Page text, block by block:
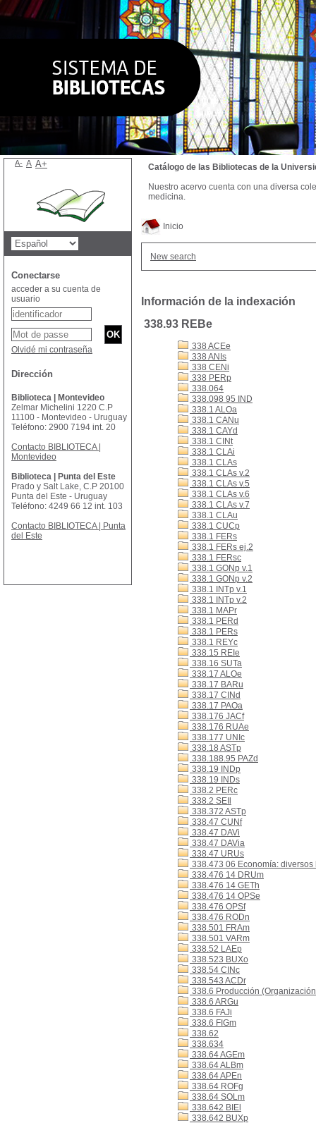
Inicio
New search
Información de la indexación
338.93 REBe
338 ACEe
338 ANIs
338 CENi
338 PERp
338.064
338.098 95 IND
338.1 ALOa
338.1 CANu
338.1 CAYd
338.1 CINt
338.1 CLAi
338.1 CLAs
338.1 CLAs v.2
338.1 CLAs v.5
338.1 CLAs v.6
338.1 CLAs v.7
338.1 CLAu
338.1 CUCp
338.1 FERs
338.1 FERs ej.2
338.1 FERsc
338.1 GONp v.1
338.1 GONp v.2
338.1 INTp v.1
338.1 INTp v.2
338.1 MAPr
338.1 PERd
338.1 PERs
338.1 REYc
338.15 REIe
338.16 SUTa
338.17 ALOe
338.17 BARu
338.17 CINd
338.17 PAOa
338.176 JACf
338.176 RUAe
338.177 UNIc
338.18 ASTp
338.188.95 PAZd
338.19 INDp
338.19 INDs
338.2 PERc
338.2 SEIl
338.372 ASTp
338.47 CUNf
338.47 DAVi
338.47 DAVia
338.47 URUs
338.473 06 Economía:
338.476 14 DRUm
338.476 14 GETh
338.476 14 OPSe
338.476 OPSf
338.476 RODn
338.501 FRAm
338.501 VARm
338.52 LAEp
338.523 BUXo
338.54 CINc
338.543 ACDr
338.6 Producción
338.6 ARGu
338.6 FAJi
338.6 FIGm
338.62
338.634
338.64 AGEm
338.64 ALBm
338.64 APEn
338.64 ROFg
338.64 SOLm
338.642 BIEl
338.642 BUXp
Catálogo de las Bibliotecas de la
Nuestro acervo cuenta con una diversa
medicina.
A- A A+
Conectarse
acceder a su cuenta de
usuario
Olvidé mi contraseña
Dirección
Biblioteca | Montevideo
Zelmar Michelini 1220 C.P
11100 - Montevideo - Uruguay
Teléfono: 2900 7194 int. 20
Contacto BIBLIOTECA |
Montevideo
Biblioteca | Punta del Este
Prado y Salt Lake, C.P 20100
Punta del Este - Uruguay
Teléfono: 4249 66 12 int. 103
Contacto BIBLIOTECA | Punta
del Este